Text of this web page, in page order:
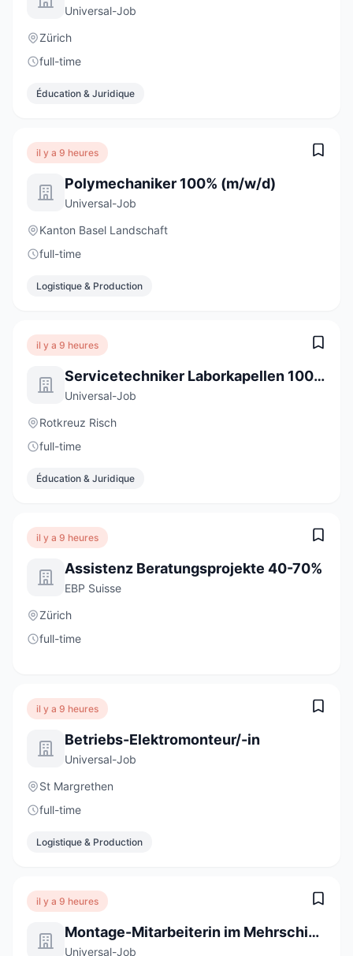
Universal-Job
Zürich
full-time
Éducation & Juridique
il y a 9 heures
Polymechaniker 100% (m/w/d)
Universal-Job
Kanton Basel Landschaft
full-time
Logistique & Production
il y a 9 heures
Servicetechniker Laborkapellen 100% (m/w/d)
Universal-Job
Rotkreuz Risch
full-time
Éducation & Juridique
il y a 9 heures
Assistenz Beratungsprojekte 40-70%
EBP Suisse
Zürich
full-time
il y a 9 heures
Betriebs-Elektromonteur/-in
Universal-Job
St Margrethen
full-time
Logistique & Production
il y a 9 heures
Montage-Mitarbeiterin im Mehrschichtbetrieb 80 - 100% (m/w/d)
Universal-Job